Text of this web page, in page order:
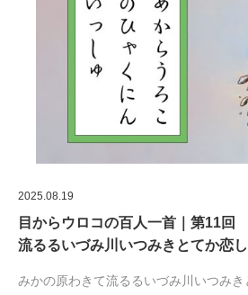
2025.08.19
目からウロコの百人一首｜第11
流るるいづみ川いつみきとてか恋
みかの原わきて流るるいづみ川いつみ